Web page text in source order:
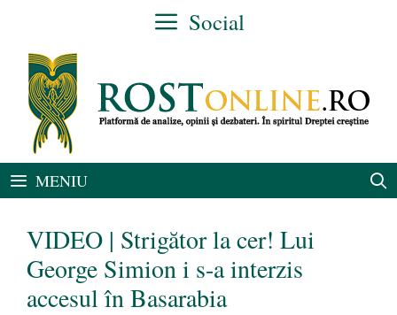
conținut
Social
MENIU
VIDEO | Strigător la cer! Lui
George Simion i s-a interzis
accesul în Basarabia